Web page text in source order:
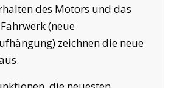
des Motors und das
(neue
zeichnen die neue